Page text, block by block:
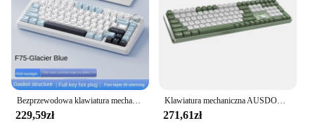
229,59zł
Klawiatura mechaniczna AUSDOM Hola111 111 pełny klucz TTC nasadki na klawisze z PBT 2.4G bezprzewodowy klawiatura biurowa do gier e-sports do komputera Windows PC
271,61zł